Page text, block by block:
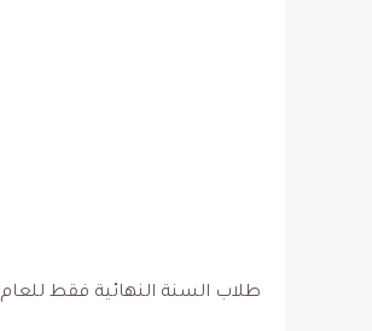
طلاب السنة النهائية فقط للعام 2020-2021 من الكليات التالية: